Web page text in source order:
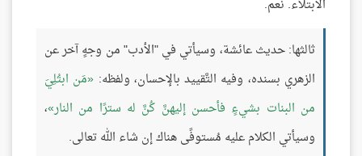
الابتلاء. نعم.
ثالثها: حديث عائشة، وسيأتي في "الأدب" من وجهٍ آخر عن
الزهري بسنده، وفيه التَّقييد بالإحسان، ولفظه: مَن ابتُلِيَ
من البنات بشيءٍ فأحسن إليهنَّ كُنَّ له سترًا من النار ،
وسيأتي الكلام عليه مُستوفًى هناك إن شاء الله تعالى.